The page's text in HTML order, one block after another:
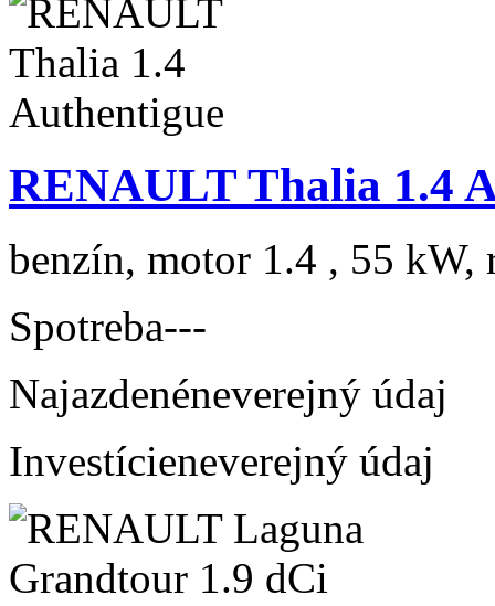
RENAULT Thalia 1.4
benzín, motor 1.4 , 55 kW,
Spotreba---
Najazdenéneverejný údaj
Investícieneverejný údaj